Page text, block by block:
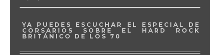
YA PUEDES ESCUCHAR EL ESPECIAL DE
CORSARIOS SOBRE EL HARD ROCK
BRITÁNICO DE LOS 70